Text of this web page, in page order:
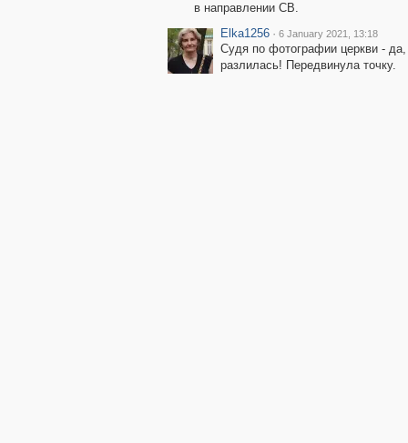
в направлении СВ.
Elka1256 · 6 January 2021, 13:18
Судя по фотографии церкви -
разлилась! Передвинула точку.